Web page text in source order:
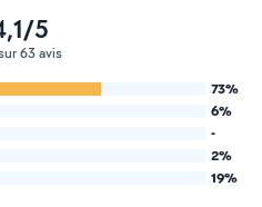
5
63 avis
73%
6%
-
2%
19%